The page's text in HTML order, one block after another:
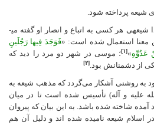
شیعه پرداخته شود.
معنای شیعه پیرو و یار است و لذا شیعه­ی هر کسی به اتباع و انصار او گفته می­
معنا استعمال شده است: «فَوَجَدَ فِیها رَجُلَینِ
عَدُوِّهِ»[۱]
؛ موسى در شهر دو مرد را دید که
از دشمنانش بود.[۲]
به روشنی آشکار می‌گردد که مذهب شیعه به
علیه و آله) تأسیس شده است تا در میان
آمده شاخته شده باشد. به این بیان که پیروان
اسلام شیعه نامیده شده اند و دلیل آن هم